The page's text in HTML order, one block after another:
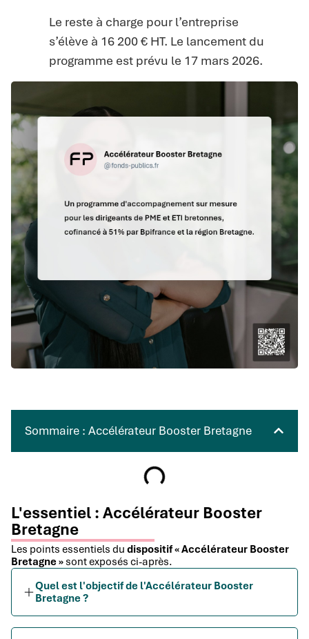
Le reste à charge pour l’entreprise
s’élève à 16 200 € HT. Le lancement du
programme est prévu le 17 mars 2026.
Sommaire : Accélérateur Booster Bretagne
L'essentiel : Accélérateur Booster
Bretagne
Les points essentiels du dispositif « Accélérateur Booster
Bretagne » sont exposés ci-après.
Quel est l'objectif de l'Accélérateur Booster
Bretagne ?